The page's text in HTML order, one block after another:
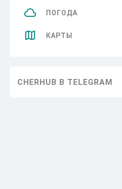
ПОГОДА
КАРТЫ
CHERHUB В TELEGRAM